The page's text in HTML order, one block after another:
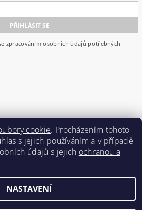
zpracováním osobních údajů potřebných
cookies
cap.cz, všechna práva vyhrazena
cookie. Procházením tohoto
s jejich používáním a v případě
údajů s jejich ochranou a
NASTAVENÍ